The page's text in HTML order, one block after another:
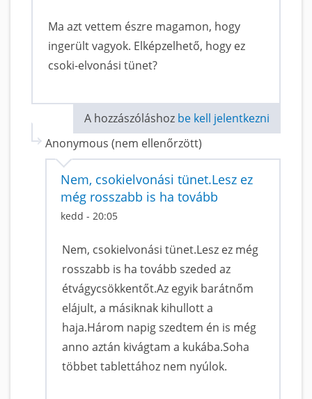
Ma azt vettem észre magamon, hogy
ingerült vagyok. Elképzelhető, hogy ez
csoki-elvonási tünet?
A hozzászóláshoz be kell jelentkezni
Anonymous (nem ellenőrzött)
Nem, csokielvonási tünet.Lesz ez
még rosszabb is ha tovább
kedd - 20:05
Nem, csokielvonási tünet.Lesz ez még
rosszabb is ha tovább szeded az
étvágycsökkentőt.Az egyik barátnőm
elájult, a másiknak kihullott a
haja.Három napig szedtem én is még
anno aztán kivágtam a kukába.Soha
többet tablettához nem nyúlok.